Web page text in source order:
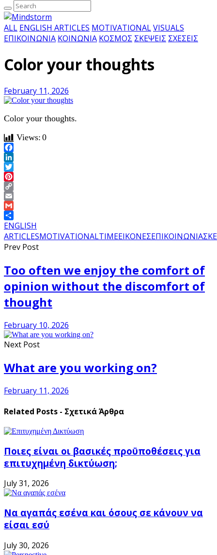
ALL ENGLISH ARTICLES MOTIVATIONALVISUALS
ΕΠΙΚΟΙΝΩΝΙΑ ΚΟΙΝΩΝΙΑ ΚΟΣΜΟΣ ΣΚΕΨΕΙΣ ΣΧΕΣΕΙΣ
Color your thoughts
February 11, 2026
Color your thoughts.
Views: 0
Facebook
LinkedIn
Twitter
Pinterest
Copy
Link
Email
Gmail
Share
ENGLISH
ARTICLESMOTIVATIONALTIMEΕΙΚΟΝΕΣΕΠΙΚΟΙΝΩΝΙΑ
Prev Post
Too often we enjoy the comfort of
opinion without the discomfort of
thought
February 10, 2026
Next Post
What are you working on?
February 11, 2026
Related Posts - Σχετικά Άρθρα
Ποιες είναι οι βασικές προϋποθέσεις για
επιτυχημένη δικτύωση;
July 31, 2026
Να αγαπάς εσένα και όσους σε κάνουν να
είσαι εσύ
July 30, 2026